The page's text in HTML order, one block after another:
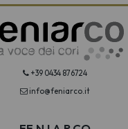
+39 0434 876724
info@feniarco.it